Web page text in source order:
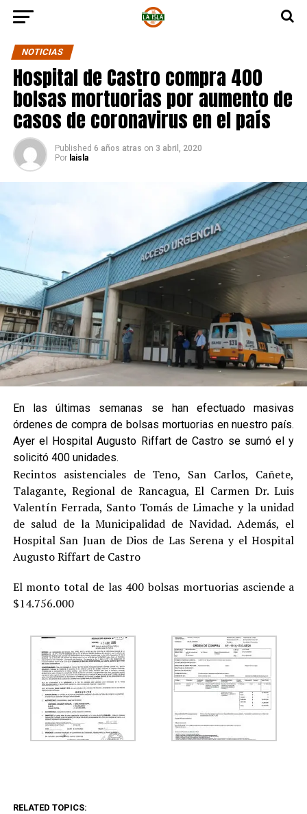
NOTICIAS
Hospital de Castro compra 400
bolsas mortuorias por aumento de
casos de coronavirus en el país
Published 6 años atras on 3 abril, 2020
Por laisla
En las últimas semanas se han efectuado masivas
órdenes de compra de bolsas mortuorias en nuestro país.
Ayer el Hospital Augusto Riffart de Castro se sumó el y
solicitó 400 unidades.
Recintos asistenciales de Teno, San Carlos, Cañete,
Talagante, Regional de Rancagua, El Carmen Dr. Luis
Valentín Ferrada, Santo Tomás de Limache y la unidad
de salud de la Municipalidad de Navidad. Además, el
Hospital San Juan de Dios de Las Serena y el Hospital
Augusto Riffart de Castro
El monto total de las 400 bolsas mortuorias asciende a
$14.756.000
RELATED TOPICS: